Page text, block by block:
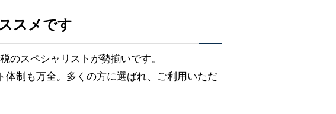
スメです
のスペシャリストが勢揃いです。
制も万全。多くの方に選ばれ、ご利用いただ